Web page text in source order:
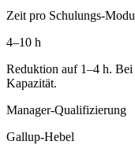
Zeit pro Schulungs-
4–10 h
Reduktion auf 1–4 h.
Kapazität.
Manager-Qualifizierung
Gallup-Hebel